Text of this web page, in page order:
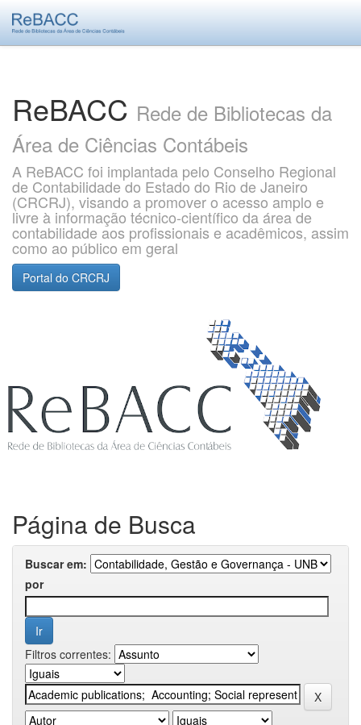
ReBACC Rede de Bibliotecas da
Área de Ciências Contábeis
A ReBACC foi implantada pelo Conselho Regional
de Contabilidade do Estado do Rio de Janeiro
(CRCRJ), visando a promover o acesso amplo e
livre à informação técnico-científico da área de
contabilidade aos profissionais e acadêmicos, assim
como ao público em geral
Portal do CRCRJ
Página de Busca
Buscar em:
por
Filtros correntes: